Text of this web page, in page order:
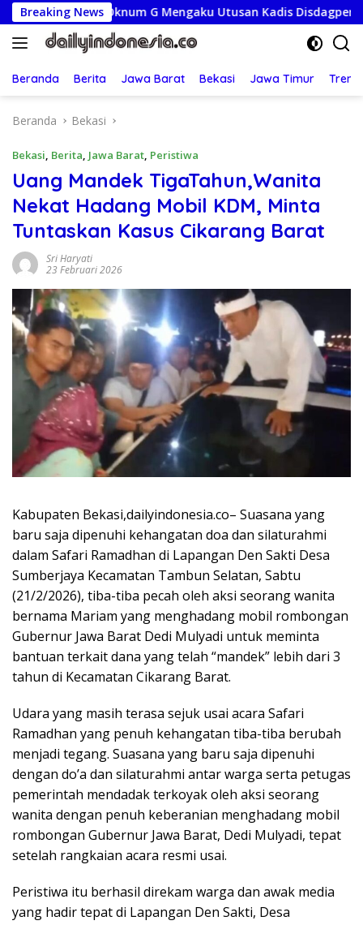
Langsung
ke
konten
Breaking News
Oknum G Mengaku Utusan Kadis Disdagperin Jaga
Beranda Berita Jawa Barat Bekasi Jawa Timur
Beranda Bekasi
Bekasi, Berita, Jawa Barat, Peristiwa
Uang Mandek TigaTahun,Wanita
Nekat Hadang Mobil KDM, Minta
Tuntaskan Kasus Cikarang Barat
Sri Haryati
23 Februari 2026
Kabupaten Bekasi,dailyindonesia.co– Suasana yang
baru saja dipenuhi kehangatan doa dan silaturahmi
dalam Safari Ramadhan di Lapangan Den Sakti Desa
Sumberjaya Kecamatan Tambun Selatan, Sabtu
(21/2/2026), tiba-tiba pecah oleh aksi seorang wanita
bernama Mariam yang menghadang mobil rombongan
Gubernur Jawa Barat Dedi Mulyadi untuk meminta
bantuan terkait dana yang telah “mandek” lebih dari 3
tahun di Kecamatan Cikarang Barat.
Udara yang masih terasa sejuk usai acara Safari
Ramadhan yang penuh kehangatan tiba-tiba berubah
menjadi tegang. Suasana yang baru saja dipenuhi
dengan do’a dan silaturahmi antar warga serta petugas
pemerintah mendadak terkoyak oleh aksi seorang
wanita dengan penuh keberanian menghadang mobil
rombongan Gubernur Jawa Barat, Dedi Mulyadi, tepat
setelah rangkaian acara resmi usai.
Peristiwa itu berhasil direkam warga dan awak media
yang hadir tepat di Lapangan Den Sakti, Desa